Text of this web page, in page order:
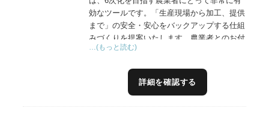
効なツールです。「生産現場から加工、提供
まで」の安全・安心をバックアップする仕組
みづくりを提案いたします。農業者とのお付
き合いが約30年の経験から、「農業経営、農
解しています。各種「規格・基準」をツール
として利用し、社内ルールの確立、生産加工
…(もっと読む)
詳細を確認する